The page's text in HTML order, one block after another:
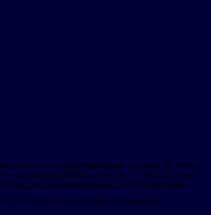
технологическими партнерами, — сказал Чарльз Лян
архитектуру DCBBS, непосредственное жидкостное
ИИ и высокопроизводительных вычислений».
выполняемых посредством центральных и